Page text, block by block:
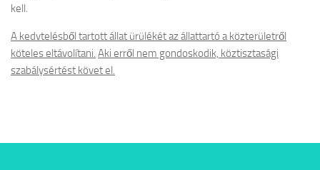
kell.
A kedvtelésből tartott állat ürülékét az állattartó a közterületről
köteles eltávolítani. Aki erről nem gondoskodik, köztisztasági
szabálysértést követ el.